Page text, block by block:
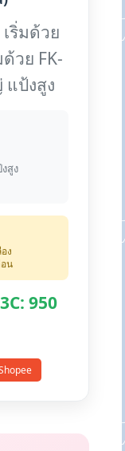
ริ่มด้วย
วย FK-
แป้งสูง
สูง
ง
น
950